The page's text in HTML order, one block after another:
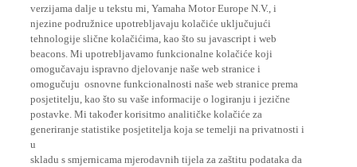
verzijama dalje u tekstu mi, Yamaha Motor Europe N.V., i
njezine podružnice upotrebljavaju kolačiće uključujući
tehnologije slične kolačićima, kao što su javascript i web
beacons. Mi upotrebljavamo funkcionalne kolačiće koji
omogučavaju ispravno djelovanje naše web stranice i
omogučuju osnovne funkcionalnosti naše web stranice prema
posjetitelju, kao što su vaše informacije o logiranju i jezične
postavke. Mi također korisitmo analitičke kolačiće za
generiranje statistike posjetitelja koja se temelji na privatnosti i
u
skladu s smjernicama mjerodavnih tijela za zaštitu podataka da